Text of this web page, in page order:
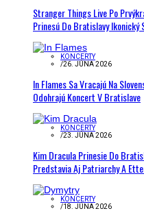
Stranger Things Live Po
Prinesú Do Bratislavy Ikonický
KONCERTY
/26. JÚNA 2026
In Flames Sa Vracajú Na
Odohrajú Koncert V Bratislave
KONCERTY
/23. JÚNA 2026
Kim Dracula Prinesie Do
Predstavia Aj Patriarchy A
KONCERTY
/18. JÚNA 2026